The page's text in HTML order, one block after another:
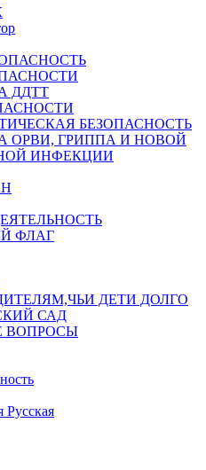
ДДТТ
БЕЗОПАСНОСТЬ
ОРВИ, ГРИППА И НОВОЙ
ИНФЕКЦИИ
ФЛАГ
ДЕТИ ДОЛГО
САД
ВОПРОСЫ
Русская